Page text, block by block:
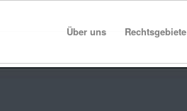
Über uns Rechtsgebiete